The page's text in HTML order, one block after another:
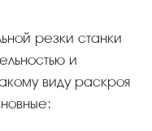
и
виду раскроя